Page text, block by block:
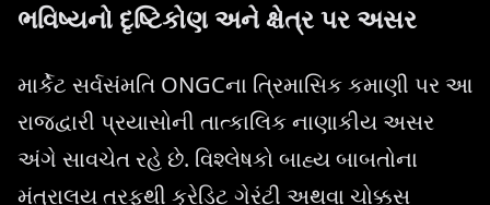
ભવિષ્યનો દૃષ્ટિકોણ અને ક્ષેત્ર પર અસર
માર્કેટ સર્વસંમતિ ONGCના ત્રિમાસિક કમાણી પર આ
રાજદ્વારી પ્રયાસોની તાત્કાલિક નાણાકીય અસર
અંગે સાવચેત રહે છે. વિશ્લેષકો બાહ્ય બાબતોના
મંત્રાલય તરફથી ક્રેડિટ ગેરંટી અથવા ચોક્કસ